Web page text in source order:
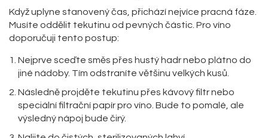
Když uplyne stanovený čas, přichází nejvíce pracná fáze.
Musíte oddělit tekutinu od pevných částic. Pro víno
doporučuji tento postup:
Nejprve sceďte směs přes hustý hadr nebo plátno do
jiné nádoby. Tím odstraníte většinu velkých kusů.
Následně projděte tekutinu přes kávový filtr nebo
speciální filtrační papír pro víno. Bude to pomalé, ale
výsledný nápoj bude čirý.